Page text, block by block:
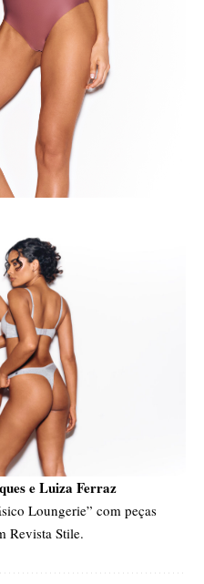
e Luiza Ferraz
Loungerie” com peças
Revista Stile.